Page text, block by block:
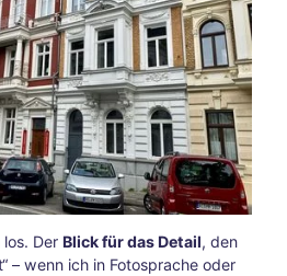
– in
der
Inne
nsta
dt
die
Seel
e
bau
meln
lass
en
Der Blick für das Detail, den
– wenn ich in Fotosprache oder